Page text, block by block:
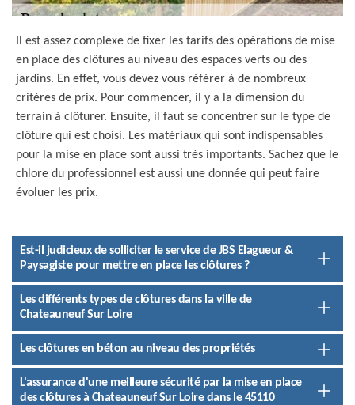
Il est assez complexe de fixer les tarifs des opérations de mise
en place des clôtures au niveau des espaces verts ou des
jardins. En effet, vous devez vous référer à de nombreux
critères de prix. Pour commencer, il y a la dimension du
terrain à clôturer. Ensuite, il faut se concentrer sur le type de
clôture qui est choisi. Les matériaux qui sont indispensables
pour la mise en place sont aussi très importants. Sachez que le
chlore du professionnel est aussi une donnée qui peut faire
évoluer les prix.
Est-il judicieux de solliciter le service de JBS Elagueur &
Paysagiste pour mettre en place les clôtures ?
Les différents types de clôtures dans la ville de
Chateauneuf Sur Loire
Les clôtures en béton au niveau des propriétés
L'assurance d'une meilleure sécurité par la mise en place
des clôtures à Chateauneuf Sur Loire dans le 45110